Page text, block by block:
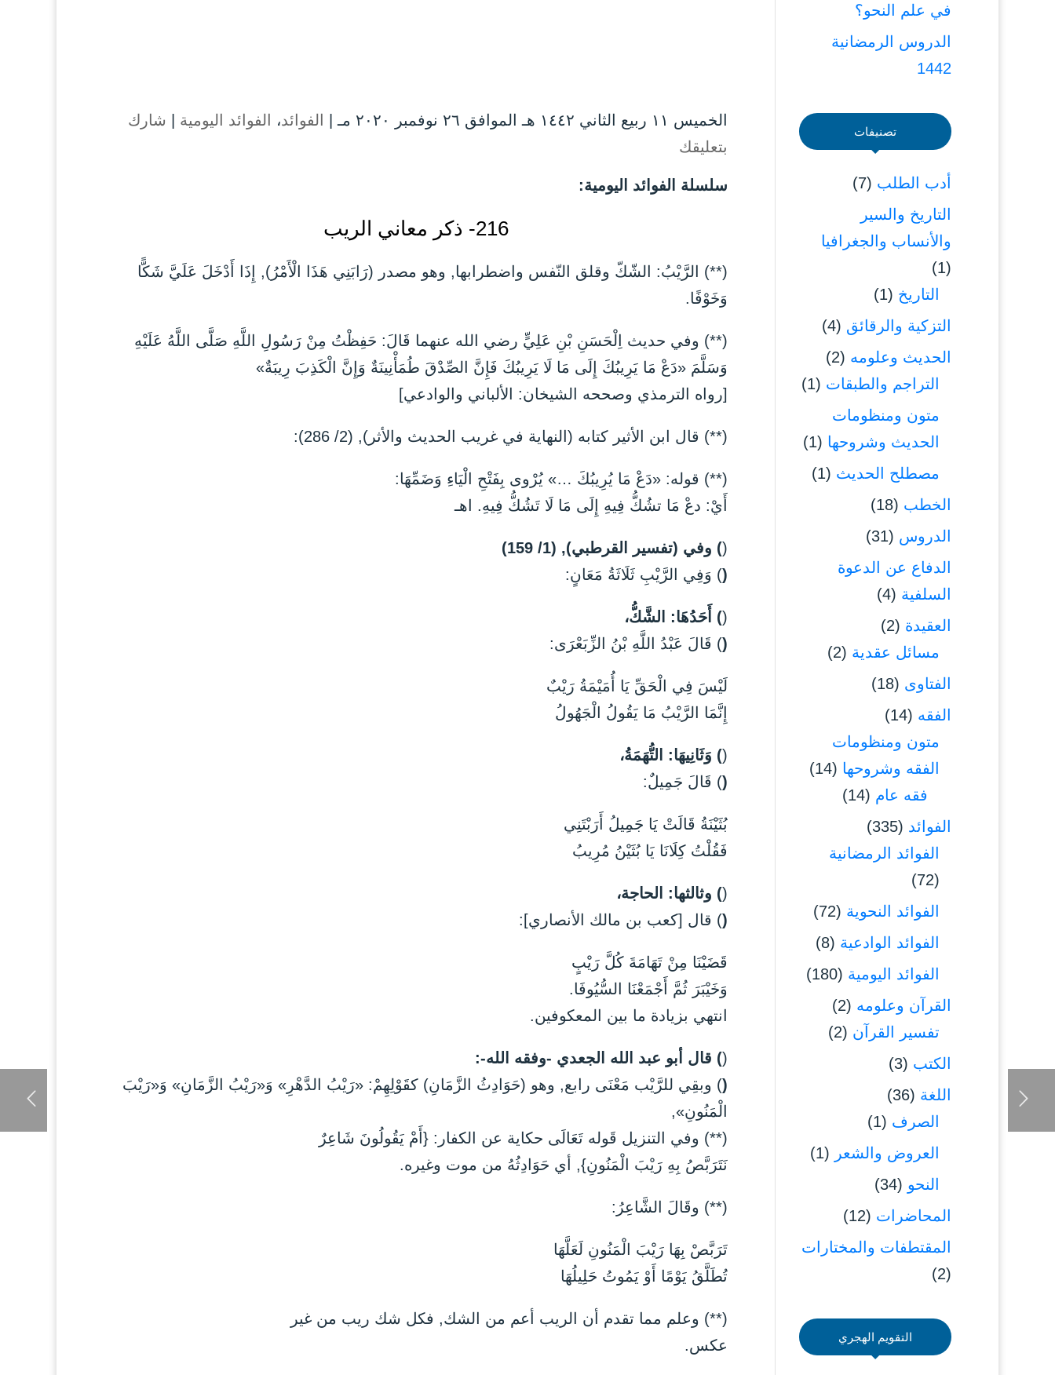
الخميس ۱۱ ربيع الثاني ۱٤٤۲ هـ الموافق ۲٦ نوفمبر ۲۰۲۰ مـ | الفوائد، الفوائد اليومية
شارك
بتعليقك
سلسلة الفوائد اليومية:
216- ذكر معاني الريب
(**) الرَّيْبُ: الشّكّ وقلق النّفس واضطرابها, وهو مصدر (رَابَنِي هَذَا الْأَمْرُ), إِذَا أَدْخَلَ عَلَيَّ شَكًّا
وَخَوْفًا.
(**) وفي حديث اِلْحَسَنِ بْنِ عَلِيٍّ رضي الله عنهما قَالَ: حَفِظْتُ مِنْ رَسُولِ اللَّهِ صَلَّى اللَّهُ عَلَيْهِ
وَسَلَّمَ «دَعْ مَا يَرِيبُكَ إِلَى مَا لَا يَرِيبُكَ فَإِنَّ الصِّدْقَ طُمَأْنِينَةٌ وَإِنَّ الْكَذِبَ رِيبَةٌ»
[رواه الترمذي وصححه الشيخان: الألباني والوادعي]
(**) قال ابن الأثير كتابه (النهاية في غريب الحديث والأثر), (2/ 286):
(**) قوله: «دَعْ مَا يُرِيبُكَ …» يُرْوى بِفَتْحِ الْيَاءِ وَضَمِّهَا:
أَيْ: دعْ مَا تشُكُّ فِيهِ إِلَى مَا لَا تَشُكُّ فِيهِ. اهـ
() وفي (تفسير القرطبي), (1/ 159)
() وَفِي الرَّيْبِ ثَلَاثَةُ مَعَانٍ:
() أَحَدُهَا: الشَّكُّ،
() قَالَ عَبْدُ اللَّهِ بْنُ الزِّبَعْرَى:
لَيْسَ فِي الْحَقِّ يَا أُمَيْمَةُ رَيْبٌ
إِنَّمَا الرَّيْبُ مَا يَقُولُ الْجَهُولُ
() وَثَانِيهَا: التُّهَمَةُ،
() قَالَ جَمِيلٌ:
بُثَيْنَةُ قَالَتْ يَا جَمِيلُ أَرَبْتَنِي
فَقُلْتُ كِلَانَا يَا بُثَيْنُ مُرِيبُ
() وثالثها: الحاجة،
() قال [كعب بن مالك الأنصاري]:
قَضَيْنَا مِنْ تَهَامَةَ كُلَّ رَيْبٍ
وَخَيْبَرَ ثُمَّ أَجْمَعْنَا السُّيُوفَا.
انتهي بزيادة ما بين المعكوفين.
() قال أبو عبد الله الجعدي -وفقه الله-:
() وبقِي للرَّيْب مَعْنَى رابع, وهو (حَوَادِثُ الزَّمَانِ) كقَوْلِهِمْ: «رَيْبُ الدَّهْرِ» وَ«رَيْبُ الزَّمَانِ» وَ«رَيْبَ
الْمَنُونِ»,
(**) وفي التنزيل قَوله تَعَالَى حكاية عن الكفار: {أَمْ يَقُولُونَ شَاعِرٌ
نَتَرَبَّصُ بِهِ رَيْبَ الْمَنُونِ}, أي حَوَادِثُهُ من موت وغيره.
(**) وقَالَ الشَّاعِرُ:
تَرَبَّصْ بِهَا رَيْبَ الْمَنُونِ لَعَلَّهَا
تُطَلَّقُ يَوْمًا أَوْ يَمُوتُ حَلِيلُهَا
(**) وعلم مما تقدم أن الريب أعم من الشك, فكل شك ريب من غير
عكس.
في علم النحو؟
الدروس الرمضانية
1442
تصنيفات
أدب الطلب (7)
التاريخ والسير
والأنساب والجغرافيا
(1)
التاريخ (1)
التزكية والرقائق (4)
الحديث وعلومه (2)
التراجم والطبقات (1)
متون ومنظومات
الحديث وشروحها (1)
مصطلح الحديث (1)
الخطب (18)
الدروس (31)
الدفاع عن الدعوة
السلفية (4)
العقيدة (2)
مسائل عقدية (2)
الفتاوى (18)
الفقه (14)
متون ومنظومات
الفقه وشروحها (14)
فقه عام (14)
الفوائد (335)
الفوائد الرمضانية
(72)
الفوائد النحوية (72)
الفوائد الوادعية (8)
الفوائد اليومية (180)
القرآن وعلومه (2)
تفسير القرآن (2)
الكتب (3)
اللغة (36)
الصرف (1)
العروض والشعر (1)
النحو (34)
المحاضرات (12)
المقتطفات والمختارات
(2)
التقويم الهجري